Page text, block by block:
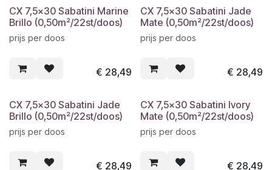
CX 7,5x30 Sabatini Marine
Brillo (0,50m²/22st/doos)
prijs per doos
€ 28,49
CX 7,5x30 Sabatini Jade
Mate (0,50m²/22st/doos)
prijs per doos
€ 28,49
CX 7,5x30 Sabatini Jade
Brillo (0,50m²/22st/doos)
prijs per doos
€ 28,49
CX 7,5x30 Sabatini Ivory
Mate (0,50m²/22st/doos)
prijs per doos
€ 28,49